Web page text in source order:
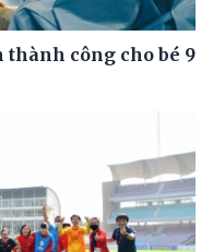
công cho bé 9